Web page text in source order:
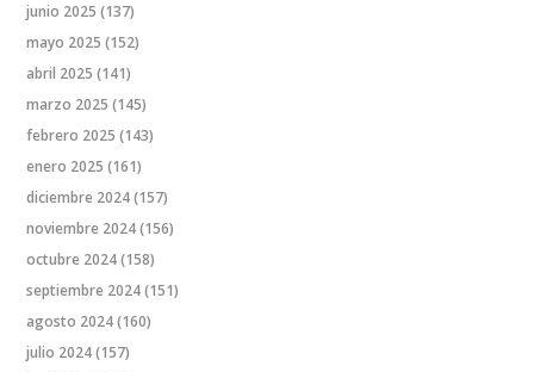
junio 2025 (137)
mayo 2025 (152)
abril 2025 (141)
marzo 2025 (145)
febrero 2025 (143)
enero 2025 (161)
diciembre 2024(157)
noviembre 2024(156)
octubre 2024(158)
septiembre 2024(151)
agosto 2024(160)
julio 2024(157)